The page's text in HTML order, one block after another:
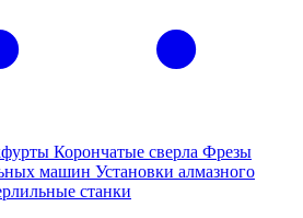
Корончатые сверла Фрезы
машин Установки алмазного
станки